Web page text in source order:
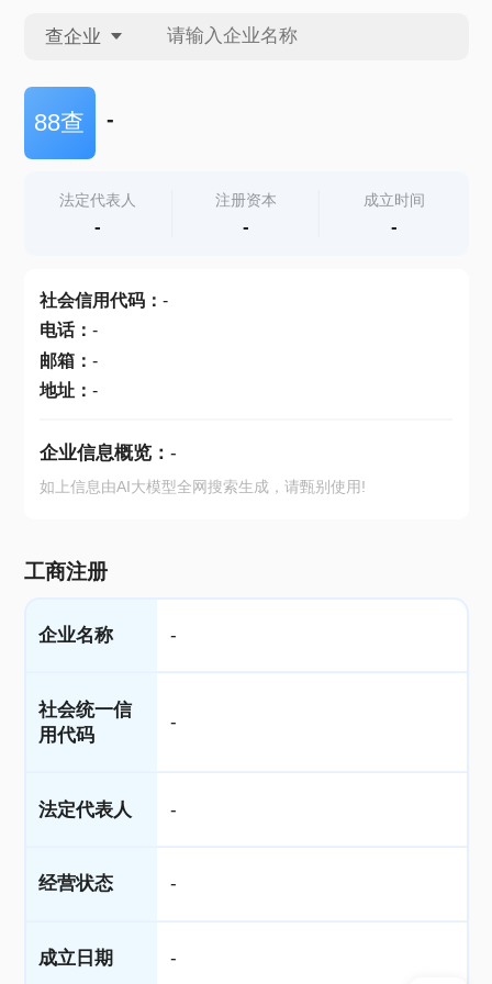
查企业
查企业
查产地
88查 -
法定代表人
-
注册资本
-
成立时间
-
社会信用代码： -
电话： -
邮箱： -
地址： -
企业信息概览： -
如上信息由AI大模型全网搜索生成，请甄别使用!
工商注册
企业名称 -
社会统一信
用代码
-
法定代表人 -
经营状态 -
成立日期 -